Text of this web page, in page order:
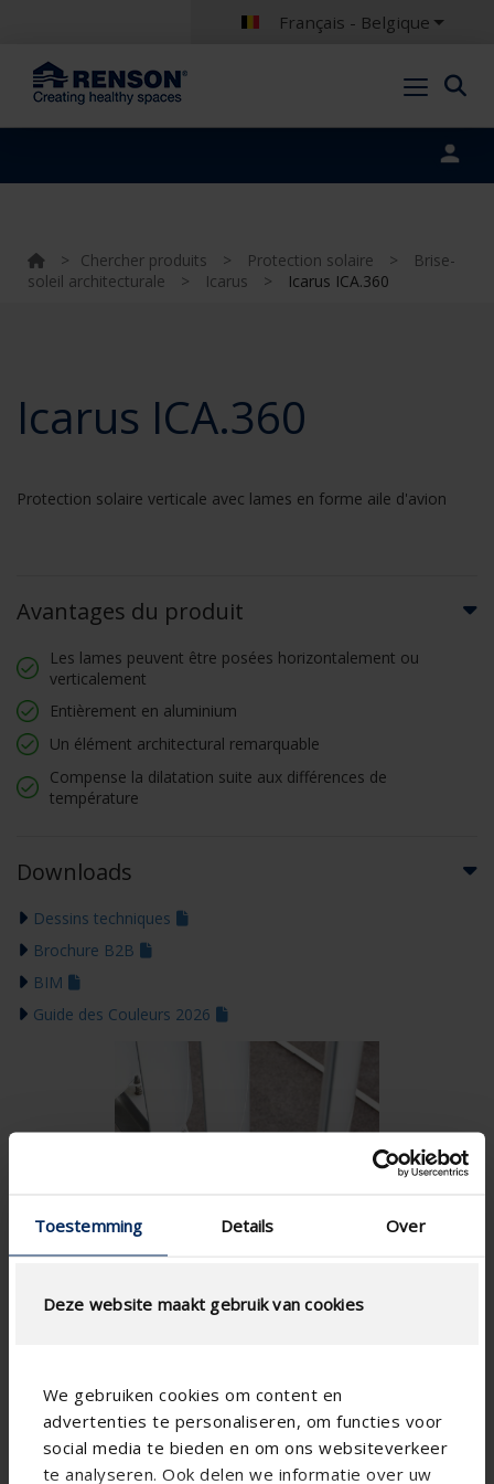
Toestemming Details Over
Deze website maakt gebruik van cookies
We gebruiken cookies om content en
advertenties te personaliseren, om functies voor
social media te bieden en om ons websiteverkeer
te analyseren. Ook delen we informatie over uw
Français - Belgique
> Chercher produits > Protection solaire >
Brise-
soleil architecturale
> Icarus > Icarus ICA.360
Icarus ICA.360
Protection solaire verticale avec lames en forme aile d'avion
Avantages du produit
Les lames peuvent être posées horizontalement ou
verticalement
Entièrement en aluminium
Un élément architectural remarquable
Compense la dilatation suite aux différences de
température
Downloads
Dessins techniques
Brochure B2B
BIM
Guide des Couleurs 2026